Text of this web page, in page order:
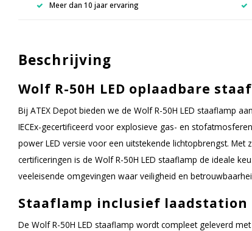
Meer dan 10 jaar ervaring
Beschrijving
Wolf R-50H LED oplaadbare
Bij ATEX Depot bieden we de Wolf R-50H LED staaflamp
IECEx-gecertificeerd voor explosieve gas- en
power LED versie voor een uitstekende lichtopbrengst.
certificeringen is de Wolf R-50H LED staaflamp de ideale
veeleisende omgevingen waar veiligheid en
Staaflamp inclusief laadstation
De Wolf R-50H LED staaflamp wordt compleet geleverd